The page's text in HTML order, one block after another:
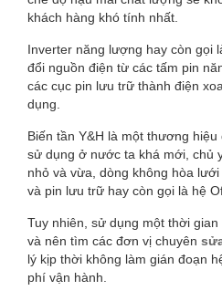
LƯỢNG
MẶT
TRỜI
HÃNG
Y&H
khách hàng khó tính nhất.
Inverter năng lượng hay còn gọi
đổi nguồn điện từ các tấm pin
các cục pin lưu trữ thành điện
dụng.
Biến tần Y&H là một thương
sử dụng ở nước ta khá mới, chủ
nhỏ và vừa, dòng không hòa
và pin lưu trữ hay còn gọi là hệ
Tuy nhiên, sử dụng một thời
và nên tìm các đơn vị chuyên
lý kịp thời không làm gián đoạn
phí vận hành.